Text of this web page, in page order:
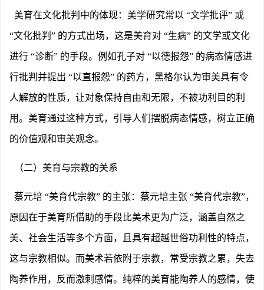
美育在文化批判中的体现：美学研究常以 “文学批评” 或
“文化批判” 的方式出场，这是美育对 “生病” 的文学或文化
进行 “诊断” 的手段。例如孔子对 “以德报怨” 的病态情感进
行批判并提出 “以直报怨” 的药方，黑格尔认为审美具有令
人解放的性质，让对象保持自由和无限，不被功利目的利
用。美育通过这种方式，引导人们摆脱病态情感，树立正确
的价值观和审美观念。
（二）美育与宗教的关系
蔡元培 “美育代宗教” 的主张：蔡元培主张 “美育代宗教”，
原因在于美育所借助的手段比美术更为广泛，涵盖自然之
美、社会生活等多个方面，且具有超越世俗功利性的特点，
这与宗教相似。而美术若依附于宗教，常受宗教之累，失去
陶养作用，反而激刺感情。纯粹的美育能陶养人的感情，使